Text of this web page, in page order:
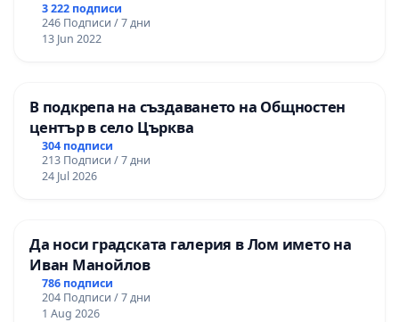
3 222 подписи
246 Подписи / 7 дни
13 Jun 2022
В подкрепа на създаването на Общностен
център в село Църква
304 подписи
213 Подписи / 7 дни
24 Jul 2026
Да носи градската галерия в Лом името на
Иван Манойлов
786 подписи
204 Подписи / 7 дни
1 Aug 2026